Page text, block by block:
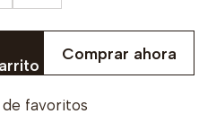
Comprar ahora
favoritos